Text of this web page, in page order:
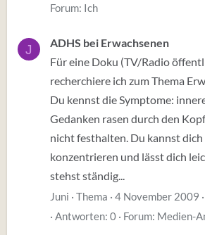
Forum: Ich
J
ADHS bei Erwachsenen
Für eine Doku (TV/Radio
recherchiere ich zum Thema
Du kennst die Symptome:
Gedanken rasen durch den
nicht festhalten. Du kannst
konzentrieren und lässt dich
stehst ständig...
Juni Thema 4 November 2009
Antworten: 0 Forum: Medien-